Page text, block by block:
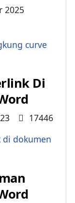
2025
Di
17446